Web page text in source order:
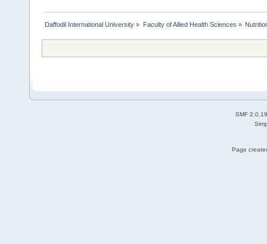
Daffodil International University » Faculty of Allied Health Sciences »
SMF 2.0.19
Page